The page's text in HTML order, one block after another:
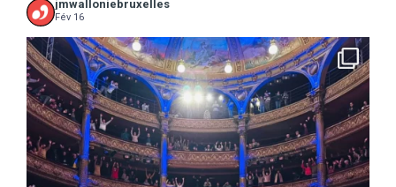
jmwalloniebruxelles
Fév 16
16 concerts scolaires, 3 tout public, 3620 ...